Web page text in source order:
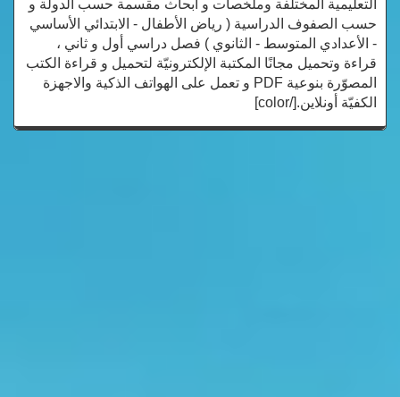
التعليمية المختلفة وملخصات و أبحاث مقسمة حسب الدولة و
حسب الصفوف الدراسية ( رياض الأطفال - الابتدائي الأساسي
- الأعدادي المتوسط - الثانوي ) فصل دراسي أول و ثاني ،
قراءة وتحميل مجانًا المكتبة الإلكترونيّة لتحميل و قراءة الكتب
المصوّرة بنوعية PDF و تعمل على الهواتف الذكية والاجهزة
الكفيّة أونلاين.[/color]